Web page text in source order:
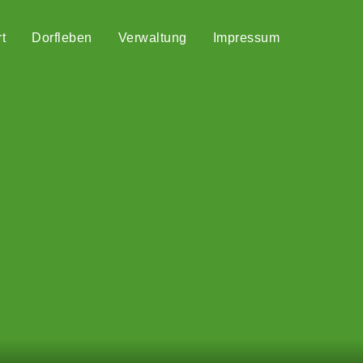
Dorfleben Verwaltung Impressum